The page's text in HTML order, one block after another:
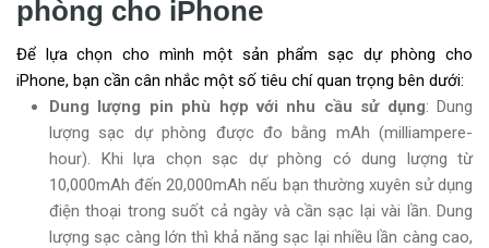
phòng cho iPhone
Để lựa chọn cho mình một sản phẩm sạc dự phòng cho
iPhone, bạn cần cân nhắc một số tiêu chí quan trọng bên dưới:
Dung lượng pin phù hợp với nhu cầu sử dụng: Dung
lượng sạc dự phòng được đo bằng mAh (milliampere-
hour). Khi lựa chọn sạc dự phòng có dung lượng từ
10,000mAh đến 20,000mAh nếu bạn thường xuyên sử dụng
điện thoại trong suốt cả ngày và cần sạc lại vài lần. Dung
lượng sạc càng lớn thì khả năng sạc lại nhiều lần càng cao,